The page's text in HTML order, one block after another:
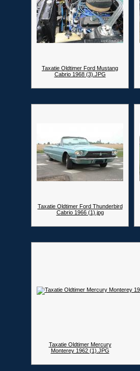
Taxatie Oldtimer Ford Mustang
Cabrio 1968 (3).JPG
Taxatie Oldtimer Ford Thunderbird
Cabrio 1966 (1).jpg
Taxatie Oldtimer Mercury
Monterey 1962 (1).JPG